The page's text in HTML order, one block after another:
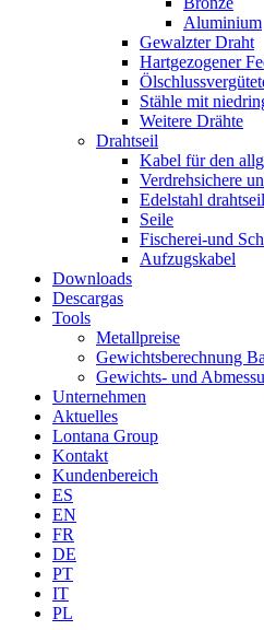
Aluminium
Gewalzter Draht
Hartgezogener
Stähle mit
Weitere Drähte
Drahtseil
Kabel für den
Verdrehsichere
Edelstahl
Seile
Fischerei-und
Aufzugskabel
Downloads
Descargas
Tools
Metallpreise
Gewichtsberechnung
Gewichts- und
Unternehmen
Aktuelles
Lontana Group
Kontakt
Kundenbereich
ES
EN
FR
DE
PT
IT
PL